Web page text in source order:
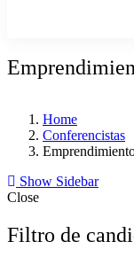
Home
Conferencistas
Show Sidebar
Close
Filtro de